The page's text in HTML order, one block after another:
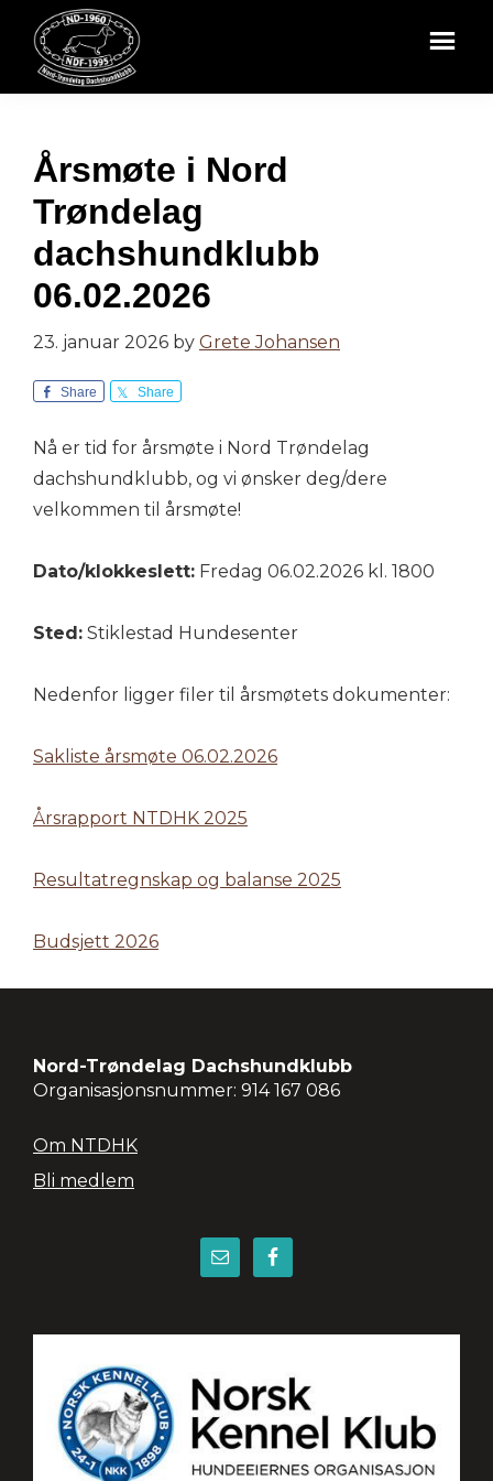
hovedinnhold
bunntekst
NORD-
DACHSHUNDKLUBB
Årsmøte i Nord
Trøndelag
dachshundklubb
06.02.2026
23. januar 2026 by Grete Johansen
Share Share
Nå er tid for årsmøte i Nord Trøndelag
dachshundklubb, og vi ønsker deg/dere
velkommen til årsmøte!
Dato/klokkeslett: Fredag 06.02.2026 kl. 1800
Sted: Stiklestad Hundesenter
Nedenfor ligger filer til årsmøtets dokumenter:
Sakliste årsmøte 06.02.2026
Årsrapport NTDHK 2025
Resultatregnskap og balanse 2025
Budsjett 2026
Footer
Nord-Trøndelag Dachshundklubb
Organisasjonsnummer: 914 167 086
Om NTDHK
Bli medlem